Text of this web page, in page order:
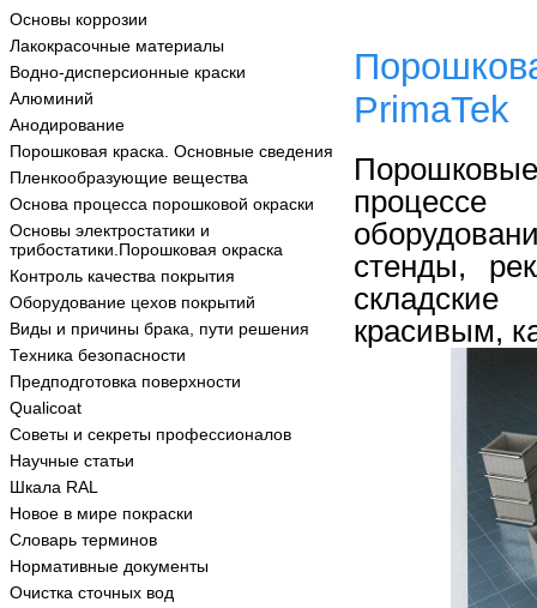
Основы коррозии
Лакокрасочные материалы
Водно-дисперсионные краски
Алюминий
Анодирование
Порошковая краска. Основные сведения
Пленкообразующие вещества
Основа процесса порошковой окраски
Основы электростатики и
трибостатики.Порошковая окраска
Контроль качества покрытия
Оборудование цехов покрытий
Виды и причины брака, пути решения
Техника безопасности
Предподготовка поверхности
Qualicoat
Советы и секреты профессионалов
Научные статьи
Шкала RAL
Новое в мире покраски
Словарь терминов
Нормативные документы
Очистка сточных вод
PrimaTek
процессе
стенды,
красивым,